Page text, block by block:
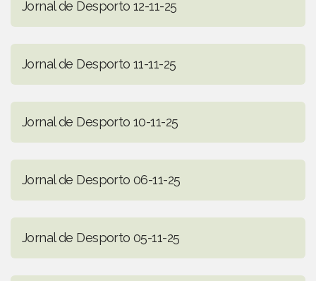
Jornal de Desporto 12-11-25
Jornal de Desporto 11-11-25
Jornal de Desporto 10-11-25
Jornal de Desporto 06-11-25
Jornal de Desporto 05-11-25